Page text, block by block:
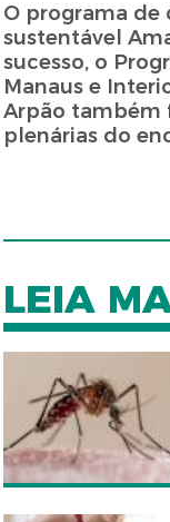
O programa de
sustentável
sucesso, o
Manaus e
Arpão também
plenárias do
LEIA